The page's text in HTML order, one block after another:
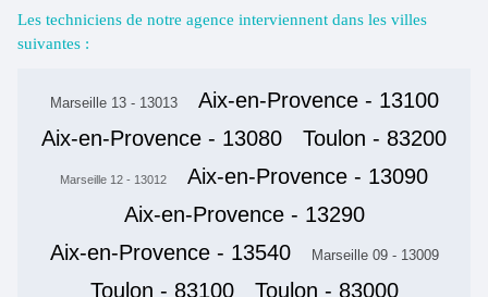
Les techniciens de notre agence interviennent dans les villes
suivantes :
Marseille 13 - 13013
Aix-en-Provence - 13100
Aix-en-Provence - 13080
Toulon - 83200
Marseille 12 - 13012
Aix-en-Provence - 13090
Aix-en-Provence - 13290
Aix-en-Provence - 13540
Marseille 09 - 13009
Toulon - 83100 Toulon - 83000